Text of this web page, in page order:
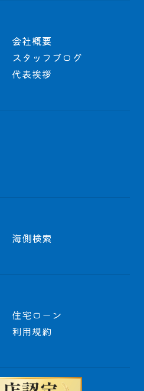
会社概要
スタッフブログ
代表挨拶
海側検索
住宅ローン
利用規約